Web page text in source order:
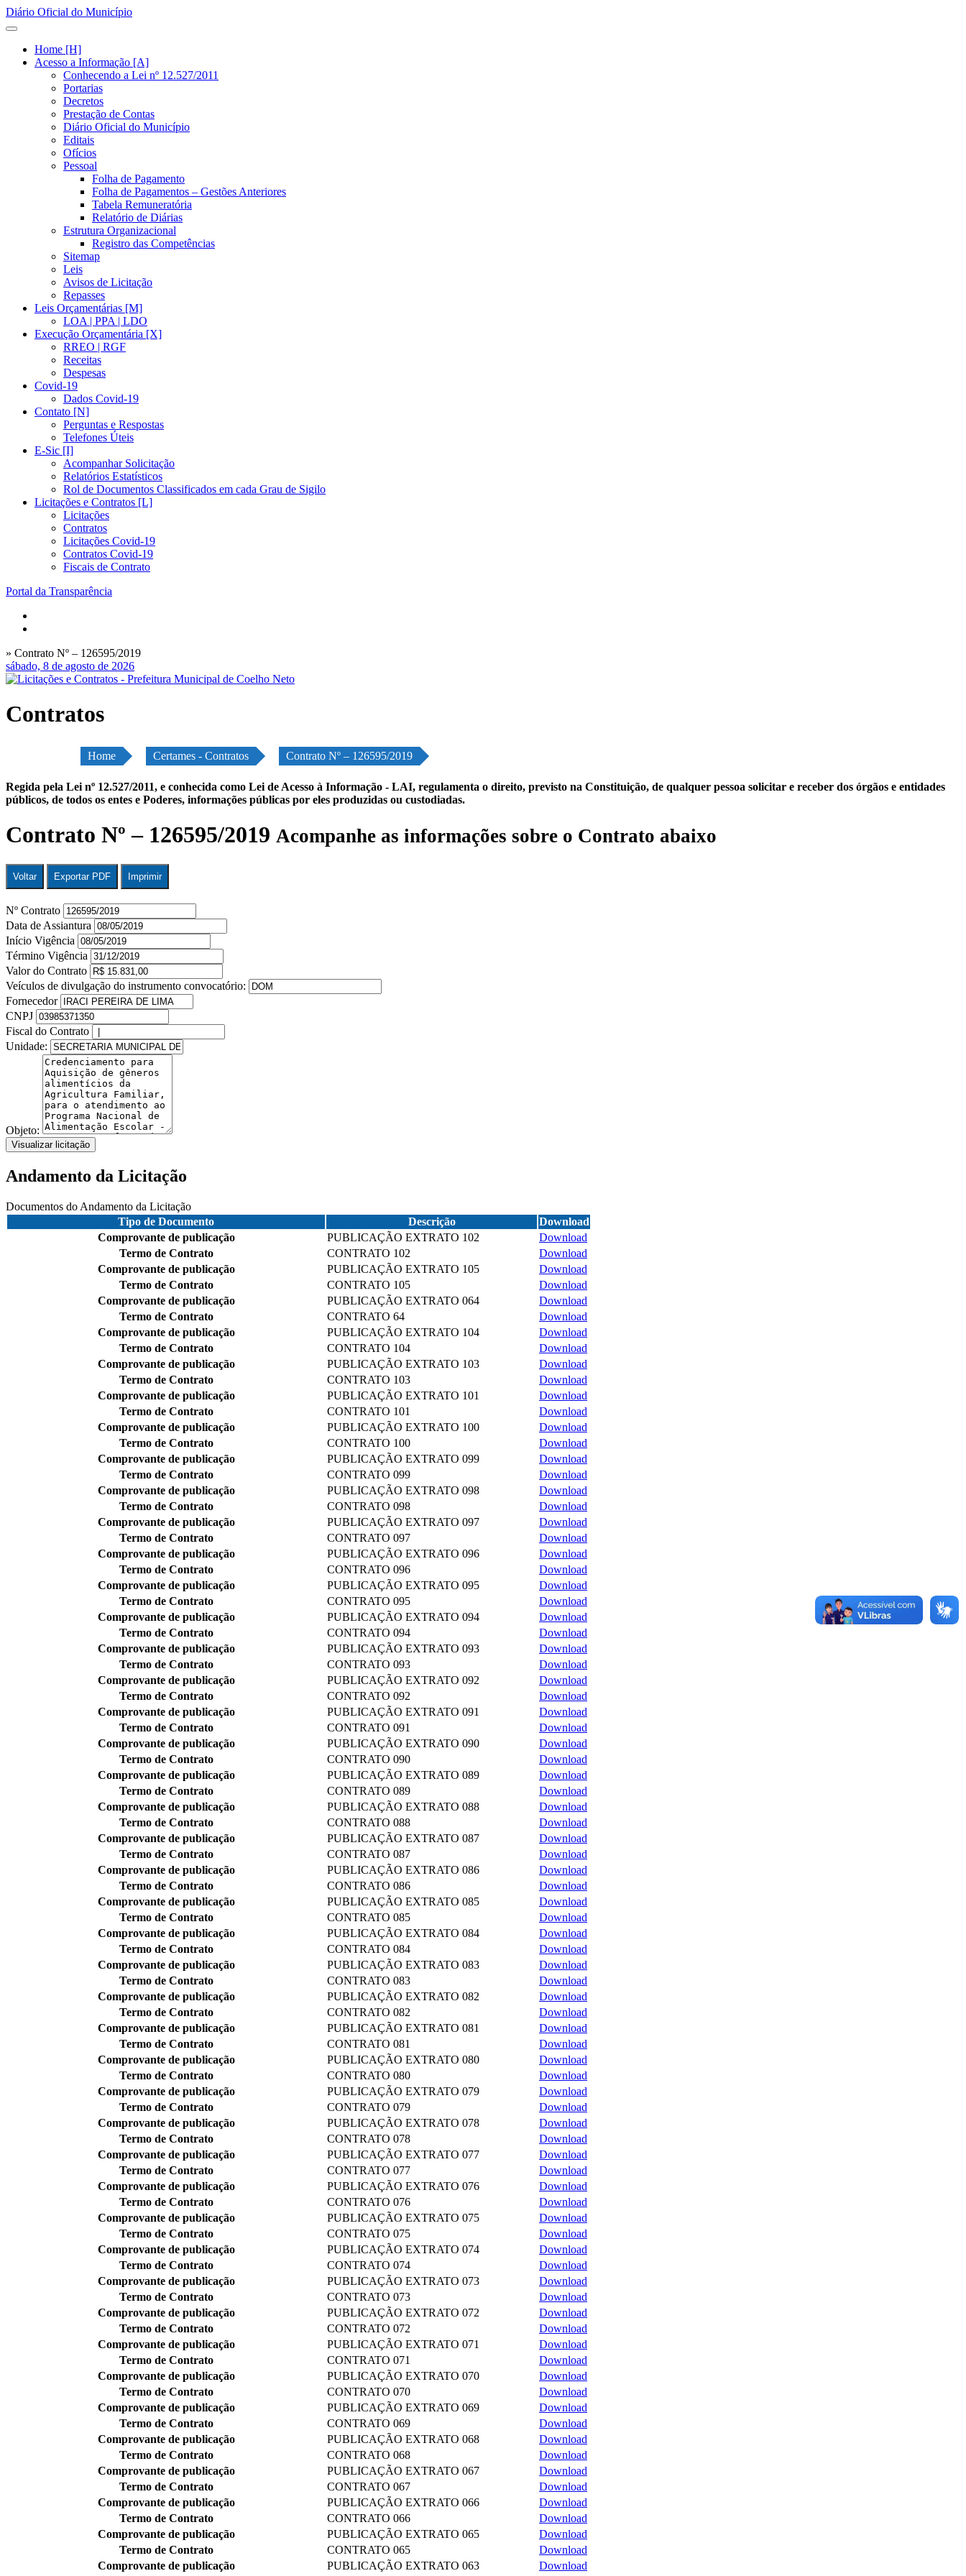
Diário Oficial do Município
Home [H]
Acesso a Informação [A]
Conhecendo a Lei nº 12.527/2011
Portarias
Decretos
Prestação de Contas
Diário Oficial do Município
Editais
Ofícios
Pessoal
Folha de Pagamento
Folha de Pagamentos – Gestões Anteriores
Tabela Remuneratória
Relatório de Diárias
Estrutura Organizacional
Registro das Competências
Sitemap
Leis
Avisos de Licitação
Repasses
Leis Orçamentárias [M]
LOA | PPA | LDO
Execução Orçamentária [X]
RREO | RGF
Receitas
Despesas
Covid-19
Dados Covid-19
Contato [N]
Perguntas e Respostas
Telefones Úteis
E-Sic [I]
Acompanhar Solicitação
Relatórios Estatísticos
Rol de Documentos Classificados em cada Grau de Sigilo
Licitações e Contratos [L]
Licitações
Contratos
Licitações Covid-19
Contratos Covid-19
Fiscais de Contrato
Portal da Transparência
» Contrato Nº – 126595/2019
sábado, 8 de agosto de 2026
Contratos
Home Certames - Contratos Contrato Nº – 126595/2019
Regida pela Lei nº 12.527/2011, e conhecida como Lei de Acesso à Informação - LAI, regulamenta o direito, previsto na Constituição, de qualquer pessoa solicitar e receber dos órgãos e entidades
públicos, de todos os entes e Poderes, informações públicas por eles produzidas ou custodiadas.
Contrato Nº – 126595/2019 Acompanhe as informações sobre o Contrato abaixo
Voltar Exportar PDF Imprimir
Nº Contrato
Data de Assiantura
Início Vigência
Término Vigência
Valor do Contrato
Veículos de divulgação do instrumento convocatório:
Fornecedor
CNPJ
Fiscal do Contrato
Unidade:
Objeto:
Visualizar licitação
Andamento da Licitação
Documentos do Andamento da Licitação
Tipo de Documento
Descrição
Download
Comprovante de publicação
PUBLICAÇÃO EXTRATO 102
Download
Termo de Contrato
CONTRATO 102
Download
Comprovante de publicação
PUBLICAÇÃO EXTRATO 105
Download
Termo de Contrato
CONTRATO 105
Download
Comprovante de publicação
PUBLICAÇÃO EXTRATO 064
Download
Termo de Contrato
CONTRATO 64
Download
Comprovante de publicação
PUBLICAÇÃO EXTRATO 104
Download
Termo de Contrato
CONTRATO 104
Download
Comprovante de publicação
PUBLICAÇÃO EXTRATO 103
Download
Termo de Contrato
CONTRATO 103
Download
Comprovante de publicação
PUBLICAÇÃO EXTRATO 101
Download
Termo de Contrato
CONTRATO 101
Download
Comprovante de publicação
PUBLICAÇÃO EXTRATO 100
Download
Termo de Contrato
CONTRATO 100
Download
Comprovante de publicação
PUBLICAÇÃO EXTRATO 099
Download
Termo de Contrato
CONTRATO 099
Download
Comprovante de publicação
PUBLICAÇÃO EXTRATO 098
Download
Termo de Contrato
CONTRATO 098
Download
Comprovante de publicação
PUBLICAÇÃO EXTRATO 097
Download
Termo de Contrato
CONTRATO 097
Download
Comprovante de publicação
PUBLICAÇÃO EXTRATO 096
Download
Termo de Contrato
CONTRATO 096
Download
Comprovante de publicação
PUBLICAÇÃO EXTRATO 095
Download
Termo de Contrato
CONTRATO 095
Download
Comprovante de publicação
PUBLICAÇÃO EXTRATO 094
Download
Termo de Contrato
CONTRATO 094
Download
Comprovante de publicação
PUBLICAÇÃO EXTRATO 093
Download
Termo de Contrato
CONTRATO 093
Download
Comprovante de publicação
PUBLICAÇÃO EXTRATO 092
Download
Termo de Contrato
CONTRATO 092
Download
Comprovante de publicação
PUBLICAÇÃO EXTRATO 091
Download
Termo de Contrato
CONTRATO 091
Download
Comprovante de publicação
PUBLICAÇÃO EXTRATO 090
Download
Termo de Contrato
CONTRATO 090
Download
Comprovante de publicação
PUBLICAÇÃO EXTRATO 089
Download
Termo de Contrato
CONTRATO 089
Download
Comprovante de publicação
PUBLICAÇÃO EXTRATO 088
Download
Termo de Contrato
CONTRATO 088
Download
Comprovante de publicação
PUBLICAÇÃO EXTRATO 087
Download
Termo de Contrato
CONTRATO 087
Download
Comprovante de publicação
PUBLICAÇÃO EXTRATO 086
Download
Termo de Contrato
CONTRATO 086
Download
Comprovante de publicação
PUBLICAÇÃO EXTRATO 085
Download
Termo de Contrato
CONTRATO 085
Download
Comprovante de publicação
PUBLICAÇÃO EXTRATO 084
Download
Termo de Contrato
CONTRATO 084
Download
Comprovante de publicação
PUBLICAÇÃO EXTRATO 083
Download
Termo de Contrato
CONTRATO 083
Download
Comprovante de publicação
PUBLICAÇÃO EXTRATO 082
Download
Termo de Contrato
CONTRATO 082
Download
Comprovante de publicação
PUBLICAÇÃO EXTRATO 081
Download
Termo de Contrato
CONTRATO 081
Download
Comprovante de publicação
PUBLICAÇÃO EXTRATO 080
Download
Termo de Contrato
CONTRATO 080
Download
Comprovante de publicação
PUBLICAÇÃO EXTRATO 079
Download
Termo de Contrato
CONTRATO 079
Download
Comprovante de publicação
PUBLICAÇÃO EXTRATO 078
Download
Termo de Contrato
CONTRATO 078
Download
Comprovante de publicação
PUBLICAÇÃO EXTRATO 077
Download
Termo de Contrato
CONTRATO 077
Download
Comprovante de publicação
PUBLICAÇÃO EXTRATO 076
Download
Termo de Contrato
CONTRATO 076
Download
Comprovante de publicação
PUBLICAÇÃO EXTRATO 075
Download
Termo de Contrato
CONTRATO 075
Download
Comprovante de publicação
PUBLICAÇÃO EXTRATO 074
Download
Termo de Contrato
CONTRATO 074
Download
Comprovante de publicação
PUBLICAÇÃO EXTRATO 073
Download
Termo de Contrato
CONTRATO 073
Download
Comprovante de publicação
PUBLICAÇÃO EXTRATO 072
Download
Termo de Contrato
CONTRATO 072
Download
Comprovante de publicação
PUBLICAÇÃO EXTRATO 071
Download
Termo de Contrato
CONTRATO 071
Download
Comprovante de publicação
PUBLICAÇÃO EXTRATO 070
Download
Termo de Contrato
CONTRATO 070
Download
Comprovante de publicação
PUBLICAÇÃO EXTRATO 069
Download
Termo de Contrato
CONTRATO 069
Download
Comprovante de publicação
PUBLICAÇÃO EXTRATO 068
Download
Termo de Contrato
CONTRATO 068
Download
Comprovante de publicação
PUBLICAÇÃO EXTRATO 067
Download
Termo de Contrato
CONTRATO 067
Download
Comprovante de publicação
PUBLICAÇÃO EXTRATO 066
Download
Termo de Contrato
CONTRATO 066
Download
Comprovante de publicação
PUBLICAÇÃO EXTRATO 065
Download
Termo de Contrato
CONTRATO 065
Download
Comprovante de publicação
PUBLICAÇÃO EXTRATO 063
Download